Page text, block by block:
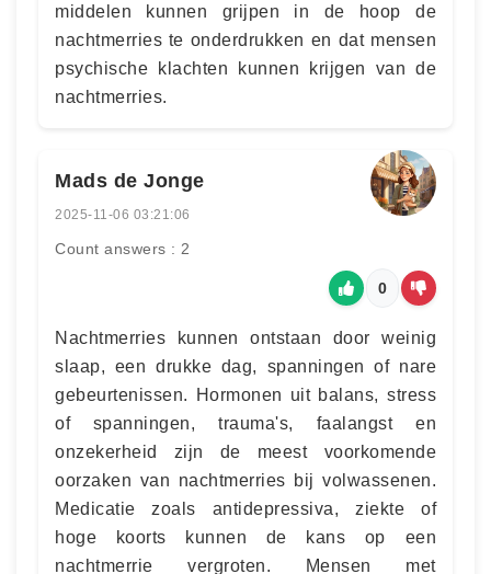
middelen kunnen grijpen in de hoop de
nachtmerries te onderdrukken en dat mensen
psychische klachten kunnen krijgen van de
nachtmerries.
Mads de Jonge
2025-11-06 03:21:06
Count answers : 2
0
Nachtmerries kunnen ontstaan door weinig
slaap, een drukke dag, spanningen of nare
gebeurtenissen. Hormonen uit balans, stress
of spanningen, trauma's, faalangst en
onzekerheid zijn de meest voorkomende
oorzaken van nachtmerries bij volwassenen.
Medicatie zoals antidepressiva, ziekte of
hoge koorts kunnen de kans op een
nachtmerrie vergroten. Mensen met